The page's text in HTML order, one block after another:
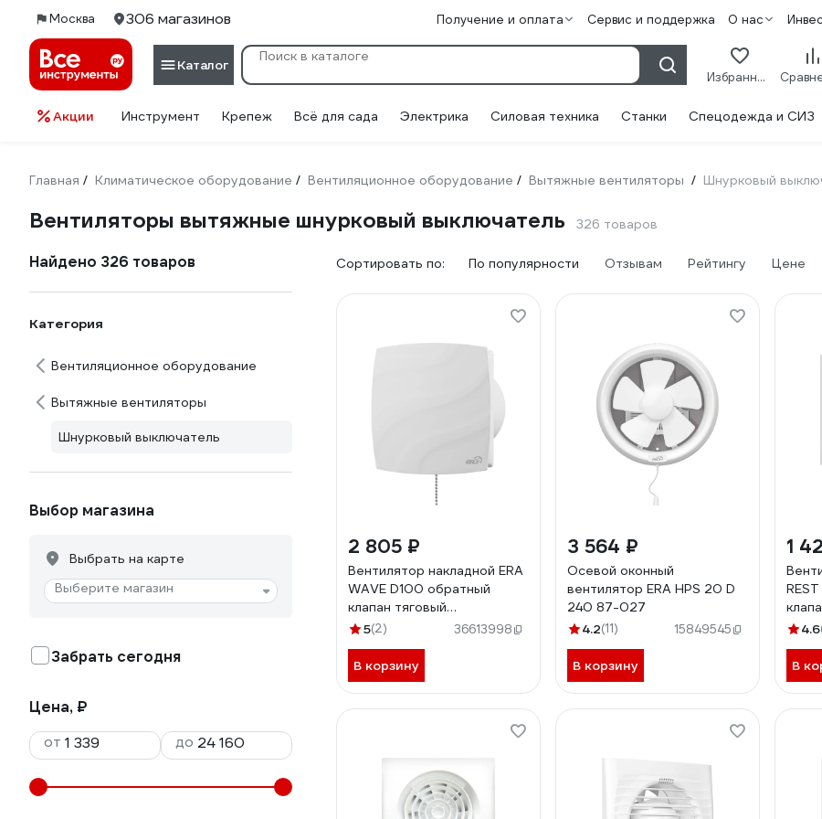
Москва 306 магазинов Получение и оплата Сервис и поддержка О нас
Каталог
Избранное
Акции Инструмент Крепеж Всё для сада Электрика Силовая техника Станки Спецодежда и СИЗ
Главная / Климатическое оборудование / Вентиляционное оборудование / Вытяжные вентиляторы / Шнурковый
Вентиляторы вытяжные шнурковый выключатель 326 товаров
Найдено 326 товаров
Категория
Вентиляционное оборудование
Вытяжные вентиляторы
Шнурковый выключатель
Выбор магазина
Выбрать на карте
Выберите магазин
Забрать сегодня
Цена, ₽
от
до
Сортировать по: По популярности Отзывам Рейтингу Цене
2 805 ₽
Вентилятор накладной ERA
WAVE D100 обратный
клапан тяговый
выключатель WAVE 100C-
5(2) 36613998
В корзину
3 564 ₽
Осевой оконный
вентилятор ERA HPS 20 D
240 87-027
4.2(11) 15849545
В корзину
1
4.6
В